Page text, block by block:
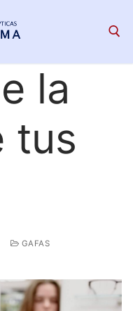
for:
la
tus
GAFAS